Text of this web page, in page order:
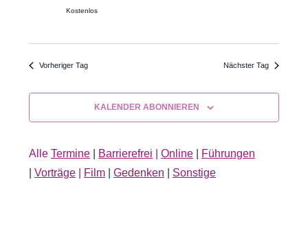
Januar
2025
Kostenlos
Vorheriger Tag Nächster Tag
KALENDER ABONNIEREN
Alle Termine Barrierefrei Online
Führungen
Vorträge Film Gedenken Sonstige